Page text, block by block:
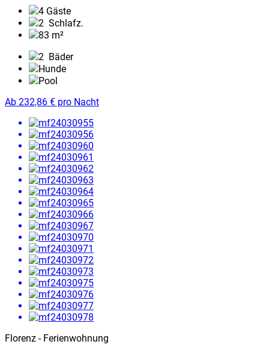
4 Gäste
2 Schlafz.
83 m²
2 Bäder
Hunde
Pool
Ab 232,86 € pro Nacht
Florenz - Ferienwohnung